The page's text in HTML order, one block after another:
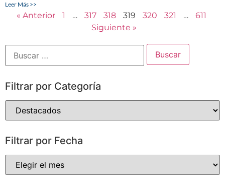
Leer Más >>
« Anterior 1 … 317 318 319 320 321 …
611
Siguiente »
Filtrar por Categoría
Filtrar por Fecha